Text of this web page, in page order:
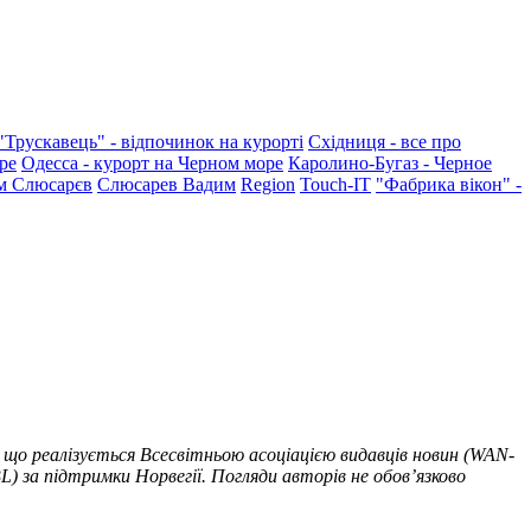
- відпочинок на курорті Східниця - все про
Одесса - курорт на Черном море Каролино-Бугаз - Черное
Слюсарєв Слюсарев Вадим Region Touch-IT "Фабрика вікон" -
Всесвітньою асоціацією видавців новин (WAN-
підтримки Норвегії. Погляди авторів не обов’язково